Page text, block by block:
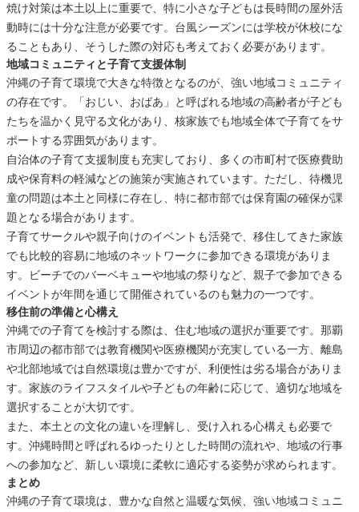
焼け対策は本土以上に重要で、特に小さな子どもは長時間の屋外活
動時には十分な注意が必要です。台風シーズンには学校が休校にな
ることもあり、そうした際の対応も考えておく必要があります。
地域コミュニティと子育て支援体制
沖縄の子育て環境で大きな特徴となるのが、強い地域コミュニティ
の存在です。「おじい、おばあ」と呼ばれる地域の高齢者が子ども
たちを温かく見守る文化があり、核家族でも地域全体で子育てをサ
ポートする雰囲気があります。
自治体の子育て支援制度も充実しており、多くの市町村で医療費助
成や保育料の軽減などの施策が実施されています。ただし、待機児
童の問題は本土と同様に存在し、特に都市部では保育園の確保が課
題となる場合があります。
子育てサークルや親子向けのイベントも活発で、移住してきた家族
でも比較的容易に地域のネットワークに参加できる環境がありま
す。ビーチでのバーベキューや地域の祭りなど、親子で参加できる
イベントが年間を通じて開催されているのも魅力の一つです。
移住前の準備と心構え
沖縄での子育てを検討する際は、住む地域の選択が重要です。那覇
市周辺の都市部では教育機関や医療機関が充実している一方、離島
や北部地域では自然環境は豊かですが、利便性は劣る場合がありま
す。家族のライフスタイルや子どもの年齢に応じて、適切な地域を
選択することが大切です。
また、本土との文化の違いを理解し、受け入れる心構えも必要で
す。沖縄時間と呼ばれるゆったりとした時間の流れや、地域の行事
への参加など、新しい環境に柔軟に適応する姿勢が求められます。
まとめ
沖縄の子育て環境は、豊かな自然と温暖な気候、強い地域コミュニ